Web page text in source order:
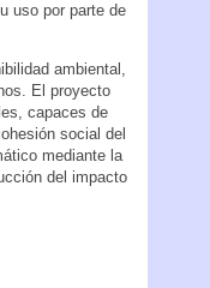
uso por parte de
ambiental,
El proyecto
capaces de
social del
mediante la
del impacto